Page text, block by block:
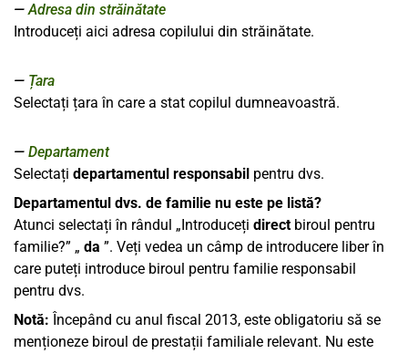
Adresa din străinătate
Introduceți aici adresa copilului din străinătate.
Țara
Selectați țara în care a stat copilul dumneavoastră.
Departament
Selectați departamentul responsabil pentru dvs.
Departamentul dvs. de familie nu este pe listă?
Atunci selectați în rândul „Introduceți directbiroul pentru
familie?” „ da ”. Veți vedea un câmp de introducere liber în
care puteți introduce biroul pentru familie responsabil
pentru dvs.
Notă: Începând cu anul fiscal 2013, este obligatoriu să se
menționeze biroul de prestații familiale relevant. Nu este